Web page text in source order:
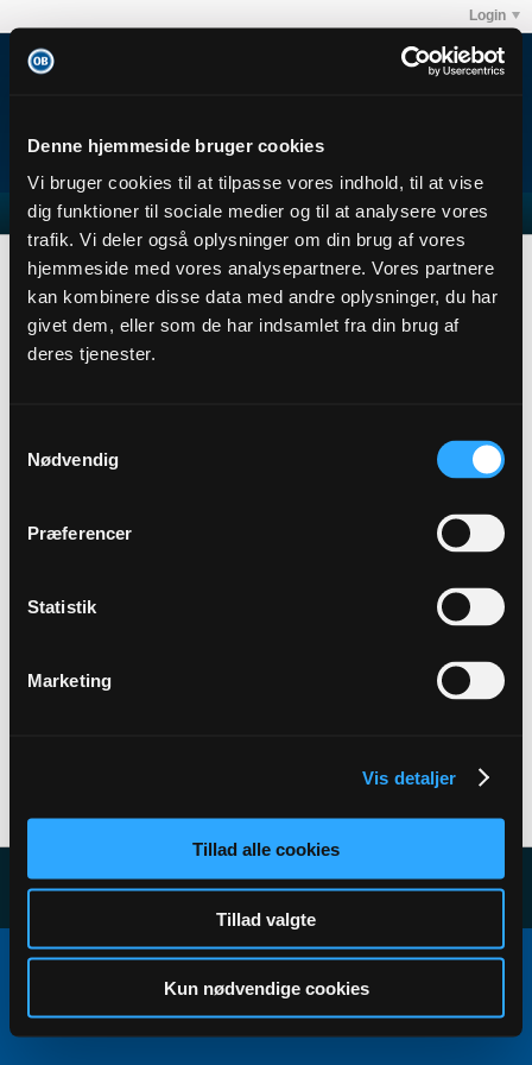
Denne hjemmeside bruger cookies
Vi bruger cookies til at tilpasse vores indhold, til at vise
dig funktioner til sociale medier og til at analysere vores
trafik. Vi deler også oplysninger om din brug af vores
hjemmeside med vores analysepartnere. Vores partnere
kan kombinere disse data med andre oplysninger, du har
givet dem, eller som de har indsamlet fra din brug af
deres tjenester.
Nødvendig
Præferencer
Statistik
Marketing
Vis detaljer
Tillad alle cookies
Tillad valgte
Kun nødvendige cookies
Login
Subscribers
Subscription
jOB
Junior Member
0
0
Copyright ©2000 - 2026, Jelsoft Enterprises Ltd.
All times are GMT+1. This page was generated at 13:43.